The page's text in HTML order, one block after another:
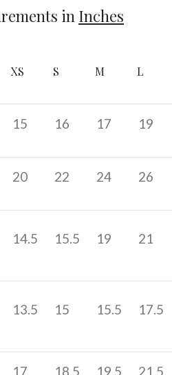
in Inches
XS S M L
15 16 17 19
20 22 24 26
14.5 15.5 19 21
13.5 15 15.5 17.5
17 18.5 19.5 21.5